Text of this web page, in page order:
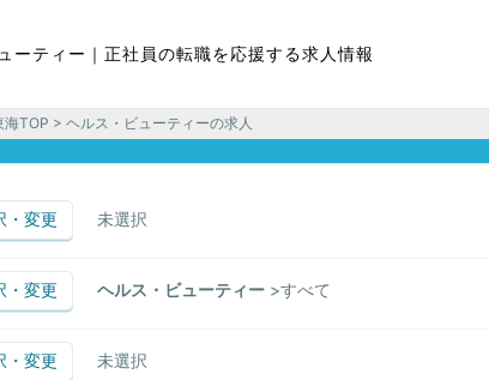
ティー｜正社員の転職を応援する求人情報
海TOP > ヘルス・ビューティーの求人
・変更 未選択
・変更 ヘルス・ビューティー すべて
・変更 未選択